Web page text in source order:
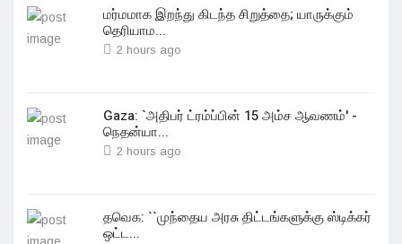
மர்மமாக இறந்து கிடந்த சிறுத்தை; யாருக்கும்
தெரியாம...
2 hours ago
Gaza: `அதிபர் ட்ரம்ப்பின் 15 அம்ச ஆவணம்' -
நெதன்யா...
2 hours ago
தவெக: ``முந்தைய அரசு திட்டங்களுக்கு ஸ்டிக்கர்
ஒட்ட...